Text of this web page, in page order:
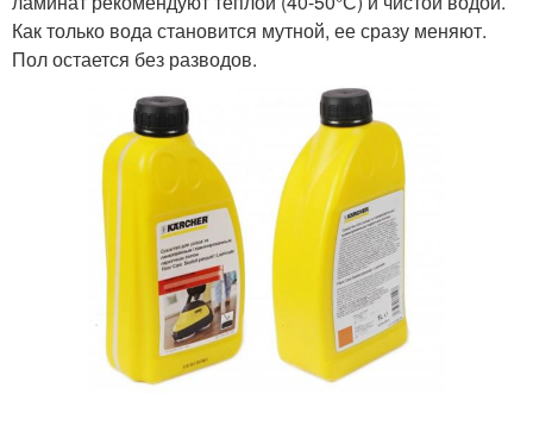
Как только вода становится мутной, ее сразу меняют.
Пол остается без разводов.